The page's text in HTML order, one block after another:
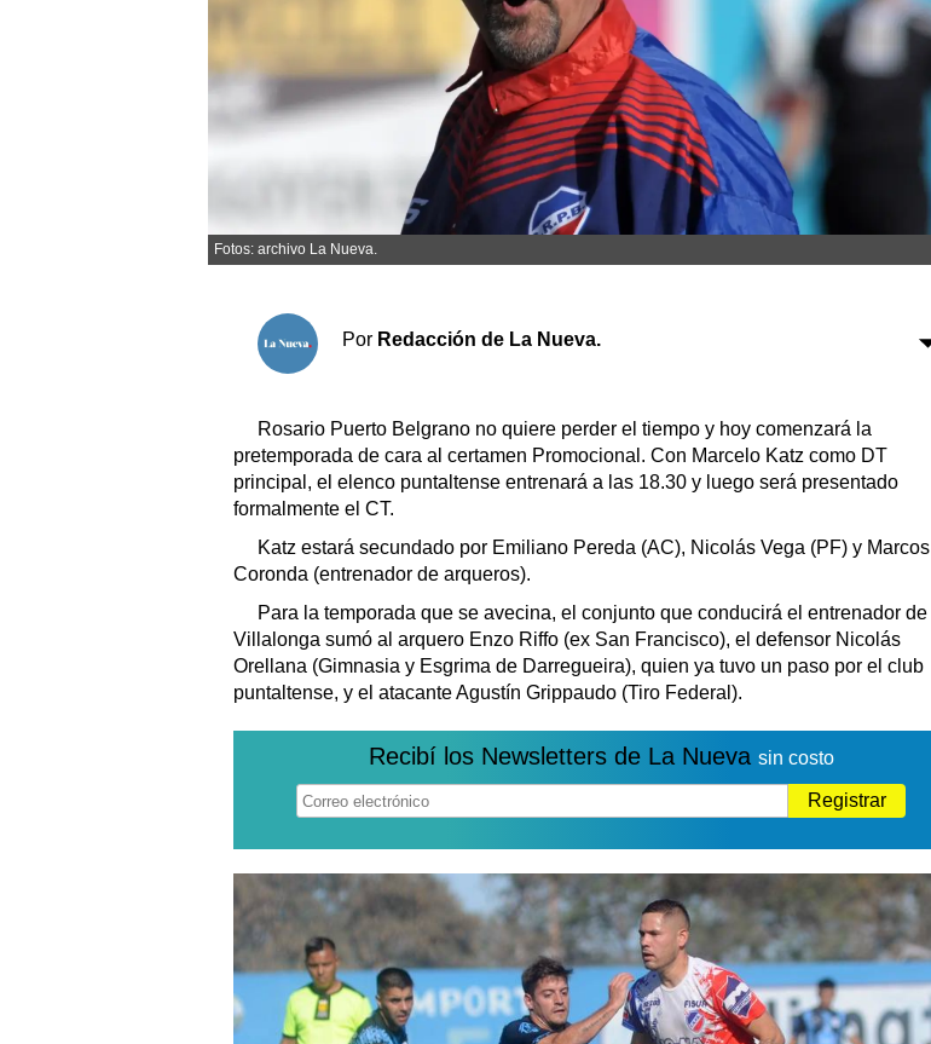
Sociedad
Tecnología
Turismo
Salud
Es viral
Fúnebres
Horóscopo
Suplementos
Transportes
Loterías
Datos Útiles
Edictos
Fotos: archivo La Nueva.
Por Redacción de La Nueva.
Rosario Puerto Belgrano no quiere perder el tiempo y hoy comenzará la
pretemporada de cara al certamen Promocional. Con Marcelo Katz como DT
principal, el elenco puntaltense entrenará a las 18.30 y luego será presentado
formalmente el CT.
Katz estará secundado por Emiliano Pereda (AC), Nicolás Vega (PF) y Marcos
Coronda (entrenador de arqueros).
Para la temporada que se avecina, el conjunto que conducirá el entrenador de
Villalonga sumó al arquero Enzo Riffo (ex San Francisco), el defensor Nicolás
Orellana (Gimnasia y Esgrima de Darregueira), quien ya tuvo un paso por el club
puntaltense, y el atacante Agustín Grippaudo (Tiro Federal).
Recibí los Newsletters de La Nueva sin costo
Registrar